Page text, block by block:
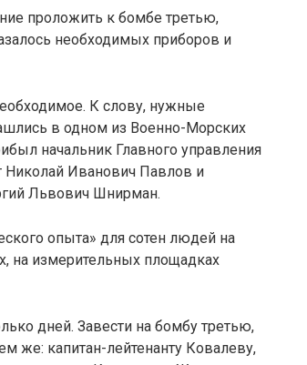
про­ложить к бомбе третью,
необходимых приборов и
К слову, нужные
в одном из Военно-Морских
начальник Главного управления
Николай Иванович Павлов и
Львович Шнирман.
опыта» для сотен людей на
на измерительных площадках
дней. Завести на бомбу третью,
же: капитан-лейтенанту Ковалеву,